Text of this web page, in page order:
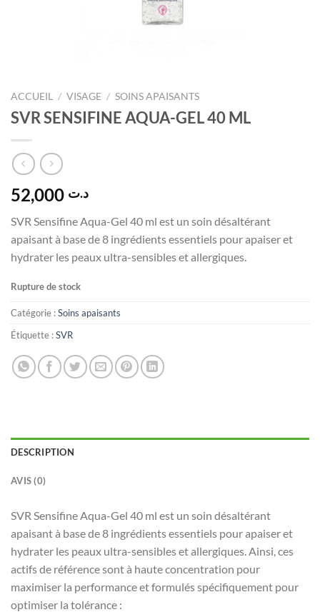
ACCUEIL / VISAGE / SOINS APAISANTS
SVR SENSIFINE AQUA-GEL 40 ML
د.ت
SVR Sensifine Aqua-Gel 40 ml est un soin désaltérant
apaisant à base de 8 ingrédients essentiels pour apaiser et
hydrater les peaux ultra-sensibles et allergiques.
Rupture de stock
Catégorie :Soins apaisants
Étiquette :SVR
DESCRIPTION
AVIS (0)
SVR Sensifine Aqua-Gel 40 ml est un soin désaltérant
apaisant à base de 8 ingrédients essentiels pour apaiser et
hydrater les peaux ultra-sensibles et allergiques. Ainsi, ces
actifs de référence sont à haute concentration pour
maximiser la performance et formulés spécifiquement pour
optimiser la tolérance :